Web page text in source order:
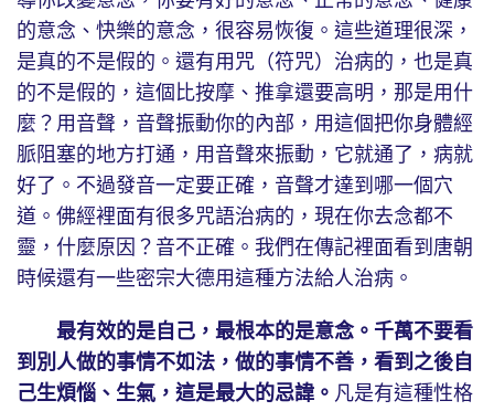
的意念、快樂的意念，很容易恢復。這些道理很深，
是真的不是假的。還有用咒（符咒）治病的，也是真
的不是假的，這個比按摩、推拿還要高明，那是用什
麼？用音聲，音聲振動你的內部，用這個把你身體經
脈阻塞的地方打通，用音聲來振動，它就通了，病就
好了。不過發音一定要正確，音聲才達到哪一個穴
道。佛經裡面有很多咒語治病的，現在你去念都不
靈，什麼原因？音不正確。我們在傳記裡面看到唐朝
時候還有一些密宗大德用這種方法給人治病。
最有效的是自己，最根本的是意念。千萬不要看
到別人做的事情不如法，做的事情不善，看到之後自
己生煩惱、生氣，這是最大的忌諱。 凡是有這種性格